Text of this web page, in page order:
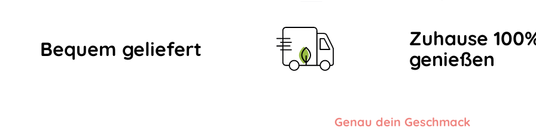
Bequem geliefert
Zuhause
genießen
Genau dein Geschmack